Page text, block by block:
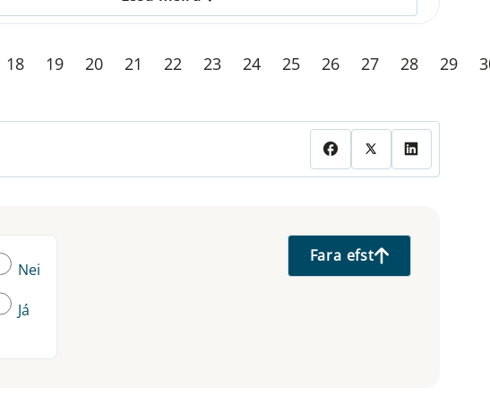
18 19 20 21 22 23 24 25 26 27 28 29
Nei
Já
Fara efst